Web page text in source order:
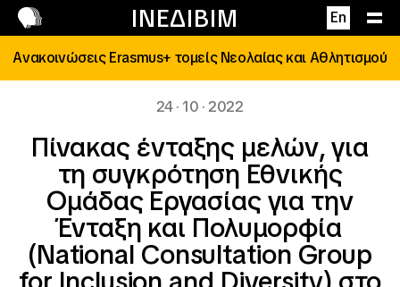
ΙΝΕΔΙΒΙΜ En
Επικοινωνία
Ανακοινώσεις Erasmus+ τομείς Νεολαίας και Αθλητισμού
24 · 10 · 2022
Πίνακας ένταξης μελών, για
τη συγκρότηση Εθνικής
Ομάδας Εργασίας για την
Ένταξη και Πολυμορφία
(National Consultation Group